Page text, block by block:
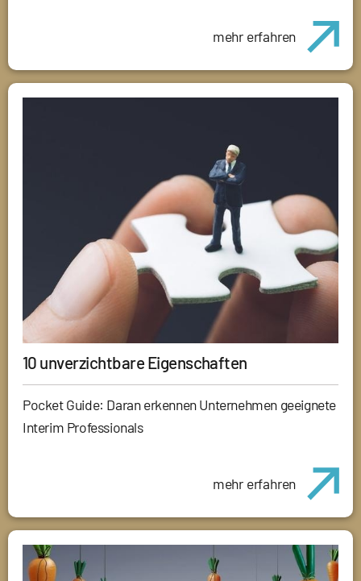
mehr erfahren
10 unverzichtbare Eigenschaften
Pocket Guide: Daran erkennen Unternehmen geeignete
Interim Professionals
mehr erfahren